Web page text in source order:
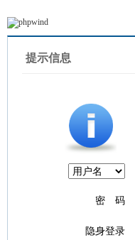
提示信息
密 码
隐身登录